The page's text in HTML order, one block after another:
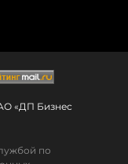
«ДП Бизнес
по